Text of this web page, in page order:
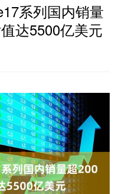
系列国内销量
达5500亿美元